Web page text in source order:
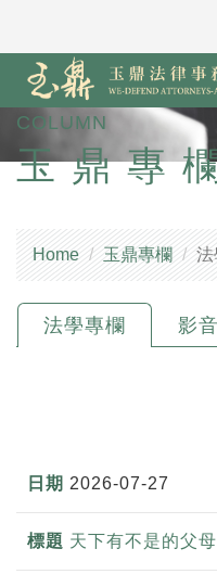
COLUMN
玉鼎專
Home 玉鼎專欄 法
法學專欄 影
2026-07-27
天下有不是的父